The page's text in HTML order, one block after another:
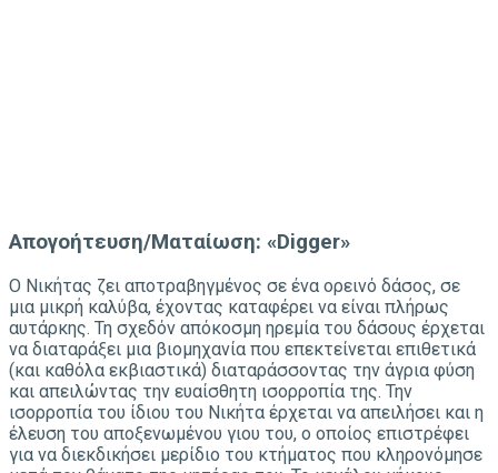
Απογοήτευση/Ματαίωση: «Digger»
Ο Νικήτας ζει αποτραβηγμένος σε ένα ορεινό δάσος, σε
μια μικρή καλύβα, έχοντας καταφέρει να είναι πλήρως
αυτάρκης. Τη σχεδόν απόκοσμη ηρεμία του δάσους έρχεται
να διαταράξει μια βιομηχανία που επεκτείνεται επιθετικά
(και καθόλα εκβιαστικά) διαταράσσοντας την άγρια φύση
και απειλώντας την ευαίσθητη ισορροπία της. Την
ισορροπία του ίδιου του Νικήτα έρχεται να απειλήσει και η
έλευση του αποξενωμένου γιου του, ο οποίος επιστρέφει
για να διεκδικήσει μερίδιο του κτήματος που κληρονόμησε